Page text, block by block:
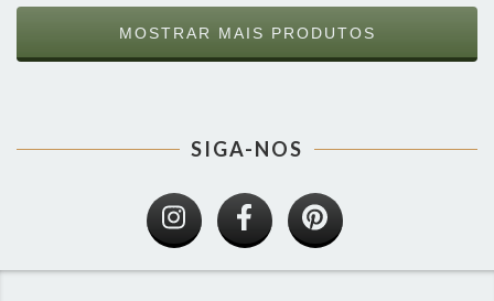
MOSTRAR MAIS PRODUTOS
SIGA-NOS